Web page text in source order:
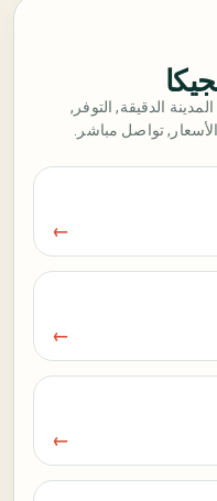
الدقيقة, التوفر,
تواصل مباشر.